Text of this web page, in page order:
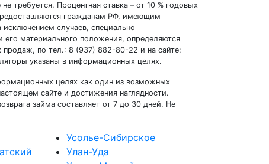
требуется. Процентная ставка – от 10 % годовых
гражданам РФ, имеющим
случаев, специально
его материального положения, определяются
продаж, по тел.: 8 (937) 882-80-22 и на сайте:
указаны в информационных целях.
целях как один из возможных
сайте и достижения наглядности.
займа составляет от 7 до 30 дней. Не
Усолье-Сибирское
Улан-Удэ